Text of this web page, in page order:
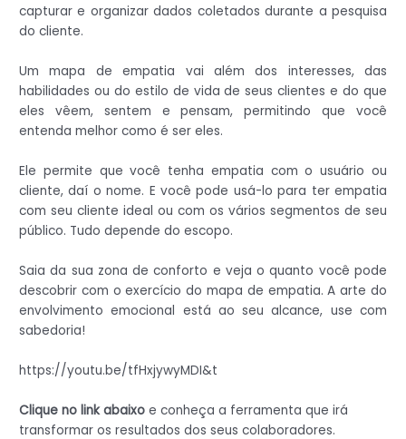
capturar e organizar dados coletados durante a pesquisa
do cliente.
Um mapa de empatia vai além dos interesses, das
habilidades ou do estilo de vida de seus clientes e do que
eles vêem, sentem e pensam, permitindo que você
entenda melhor como é ser eles.
Ele permite que você tenha empatia com o usuário ou
cliente, daí o nome. E você pode usá-lo para ter empatia
com seu cliente ideal ou com os vários segmentos de seu
público. Tudo depende do escopo.
Saia da sua zona de conforto e veja o quanto você pode
descobrir com o exercício do mapa de empatia. A arte do
envolvimento emocional está ao seu alcance, use com
sabedoria!
https://youtu.be/tfHxjywyMDI&t
Clique no link abaixo e conheça a ferramenta que irá
transformar os resultados dos seus colaboradores.